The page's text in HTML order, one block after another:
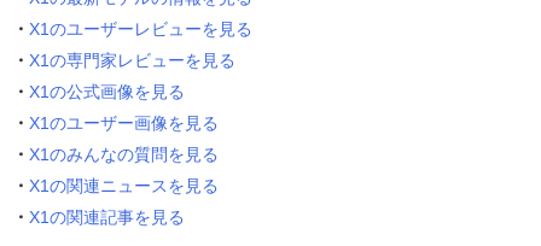
X1のユーザーレビューを見る
X1の専門家レビューを見る
X1の公式画像を見る
X1のユーザー画像を見る
X1のみんなの質問を見る
X1の関連ニュースを見る
X1の関連記事を見る